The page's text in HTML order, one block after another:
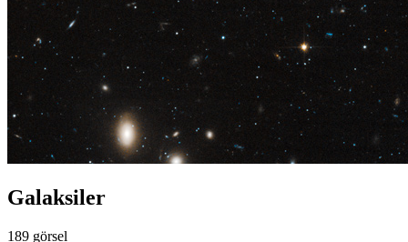
Galaksiler
189 görsel